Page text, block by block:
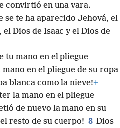
convirtió en una vara.
se te ha aparecido Jehová, el
Dios de Isaac y el Dios de
tu mano en el pliegue
en el pliegue de su ropa
blanca como la nieve!+
la mano en el pliegue
de nuevo la mano en su
resto de su cuerpo! 8 Dios